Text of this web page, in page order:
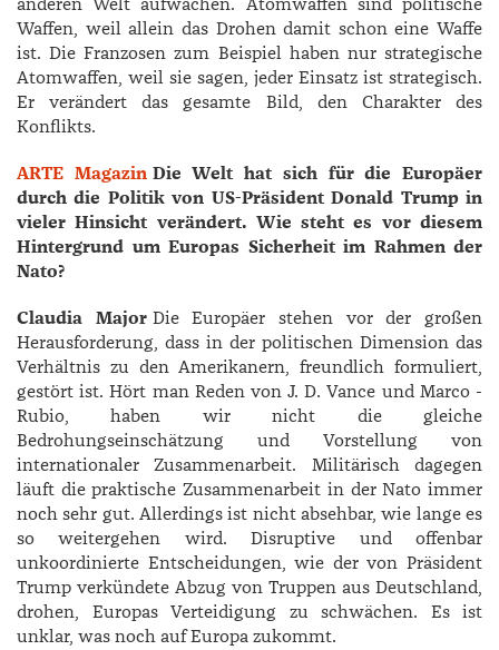
anderen Welt aufwachen. Atomwaffen sind politische
Waffen, weil allein das Drohen damit schon eine Waffe
ist. Die Franzosen zum Beispiel haben nur strategische
Atomwaffen, weil sie sagen, jeder Einsatz ist strategisch.
Er verändert das gesamte Bild, den Charakter des
Konflikts.
ARTE Magazin Die Welt hat sich für die Europäer
durch die Politik von US-Präsident Donald Trump in
vieler Hinsicht verändert. Wie steht es vor diesem
Hintergrund um Europas Sicherheit im Rahmen der
Nato?
Claudia Major Die Europäer stehen vor der großen
Herausforderung, dass in der politischen Dimension das
Verhältnis zu den Amerikanern, freundlich formuliert,
gestört ist. Hört man Reden von J. D. ­Vance und ­Marco ­
Rubio, haben wir nicht die gleiche
Bedrohungseinschätzung und Vorstellung von
internationaler Zusammenarbeit. Militärisch dagegen
läuft die praktische Zusammenarbeit in der Nato immer
noch sehr gut. Allerdings ist nicht absehbar, wie lange es
so weitergehen wird. Disruptive und offenbar
unkoordinierte Entscheidungen, wie der von Präsident
Trump verkündete Abzug von Truppen aus Deutschland,
drohen, Europas Verteidigung zu schwächen. Es ist
unklar, was noch auf Europa zukommt.